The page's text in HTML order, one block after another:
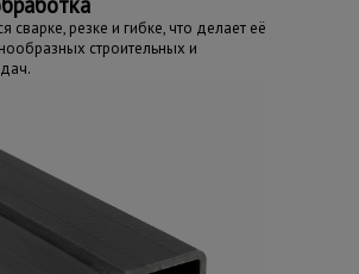
сварке, резке и гибке, что делает её
строительных и